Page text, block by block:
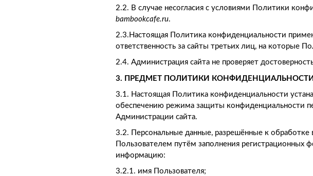
2.2. В случае несогласия с условиями Политики
bambookcafe.ru.
2.3.Настоящая Политика конфиденциальности
ответственность за сайты третьих лиц, на которые
2.4. Администрация сайта не проверяет
3. ПРЕДМЕТ ПОЛИТИКИ КОНФИДЕНЦИАЛЬНОСТИ
3.1. Настоящая Политика конфиденциальности
обеспечению режима защиты конфиденциальности
Администрации сайта.
3.2. Персональные данные, разрешённые к
Пользователем путём заполнения регистрационных
информацию:
3.2.1. имя Пользователя;